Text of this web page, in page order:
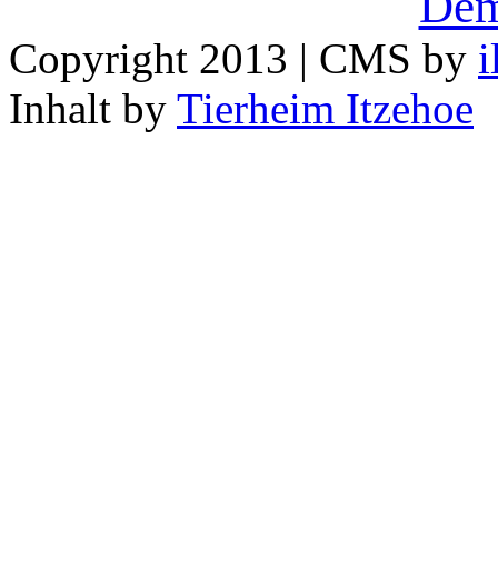
Copyright 2013 | CMS by
Inhalt by Tierheim Itzehoe